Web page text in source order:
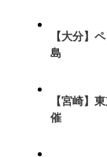
【大分】
島
【宮崎】
催